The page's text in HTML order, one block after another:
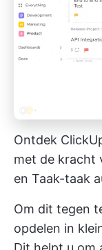
Ontdek
met de kracht
en Taak-taak
Om dit tegen
opdelen in